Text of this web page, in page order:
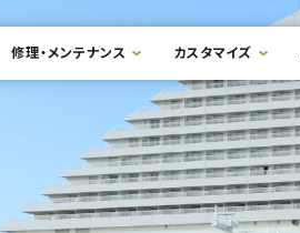
修理・メンテナンス カスタマイズ